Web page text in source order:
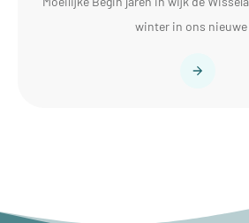
winter in ons nieuwe